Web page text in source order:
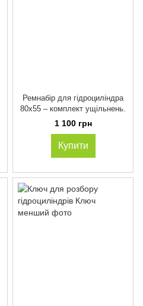
Ремнабір для гідроциліндра
80х55 – комплект ущільнень.
1 100 грн
Купити